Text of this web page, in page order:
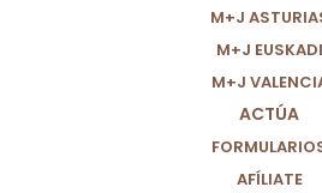
M+J
M+J EUSKADI
M+J
ACTÚA
AFÍLIATE
DÍA 29 DE
VALENCIA,LOCAL